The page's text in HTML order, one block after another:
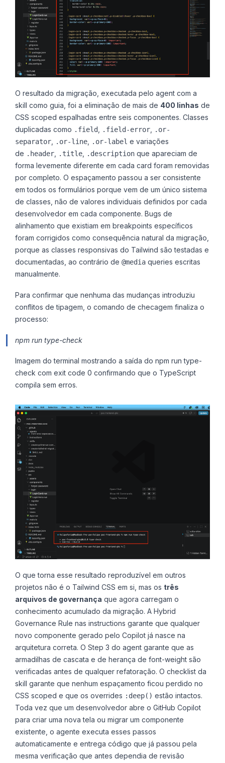
O resultado da migração, executada pelo agent com a
skill como guia, foi a eliminação de mais de 400 linhas de
CSS scoped espalhadas entre seis componentes. Classes
duplicadas como .field .field-error
.or-
separator
.or-line .or-label e variações
de .header .title .description que apareciam de
forma levemente diferente em cada card foram removidas
por completo. O espaçamento passou a ser consistente
em todos os formulários porque vem de um único sistema
de classes, não de valores individuais definidos por cada
desenvolvedor em cada componente. Bugs de
alinhamento que existiam em breakpoints específicos
foram corrigidos como consequência natural da migração,
porque as classes responsivas do Tailwind são testadas e
documentadas, ao contrário de @media queries escritas
manualmente.
Para confirmar que nenhuma das mudanças introduziu
conflitos de tipagem, o comando de checagem finaliza o
processo:
npm run type-check
Imagem do terminal mostrando a saída do npm run type-
check com exit code 0 confirmando que o TypeScript
compila sem erros.
O que torna esse resultado reproduzível em outros
projetos não é o Tailwind CSS em si, mas os três
arquivos de governança que agora carregam o
conhecimento acumulado da migração. A Hybrid
Governance Rule nas instructions garante que qualquer
novo componente gerado pelo Copilot já nasce na
arquitetura correta. O Step 3 do agent garante que as
armadilhas de cascata e de herança de font-weight são
verificadas antes de qualquer refatoração. O checklist da
skill garante que nenhum espaçamento ficou perdido no
CSS scoped e que os overrides :deep() estão intactos.
Toda vez que um desenvolvedor abre o GitHub Copilot
para criar uma nova tela ou migrar um componente
existente, o agente executa esses passos
automaticamente e entrega código que já passou pela
mesma verificação que antes dependia de revisão